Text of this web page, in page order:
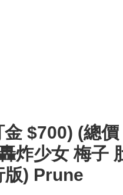
金 $700) (總
炸少女 梅子
版) Prune